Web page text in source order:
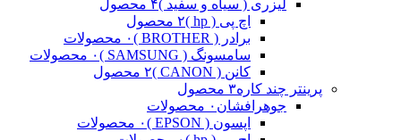
لیزری ( سیاه و سفید )۴ محصول
اچ پی ( hp )
۲ محصول
برادر ( BROTHER )
۰ محصولات
سامسونگ ( SAMSUNG )
۰ محصولات
کانن ( CANON )
۲ محصول
پرینتر چند کاره۳ محصول
جوهرافشان ۰ محصولات
اپسون ( EPSON )
۰ محصولات